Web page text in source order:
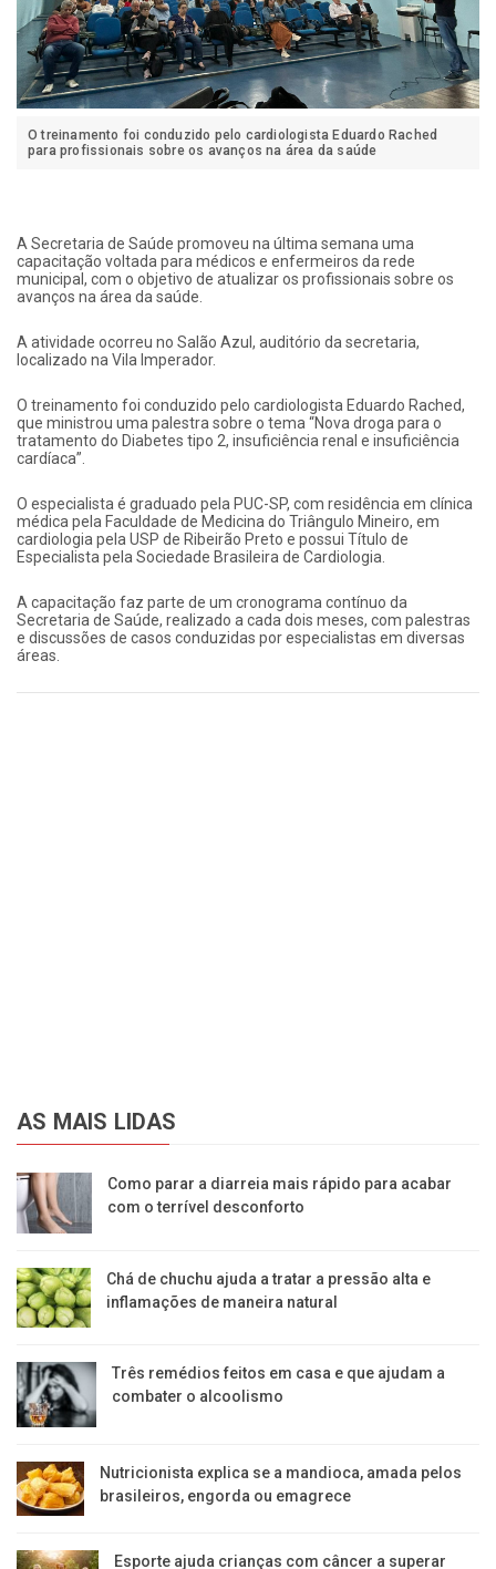
O treinamento foi conduzido pelo cardiologista Eduardo Rached
para profissionais sobre os avanços na área da saúde
A Secretaria de Saúde promoveu na última semana uma
capacitação voltada para médicos e enfermeiros da rede
municipal, com o objetivo de atualizar os profissionais sobre os
avanços na área da saúde.
A atividade ocorreu no Salão Azul, auditório da secretaria,
localizado na Vila Imperador.
O treinamento foi conduzido pelo cardiologista Eduardo Rached,
que ministrou uma palestra sobre o tema “Nova droga para o
tratamento do Diabetes tipo 2, insuficiência renal e insuficiência
cardíaca”.
O especialista é graduado pela PUC-SP, com residência em clínica
médica pela Faculdade de Medicina do Triângulo Mineiro, em
cardiologia pela USP de Ribeirão Preto e possui Título de
Especialista pela Sociedade Brasileira de Cardiologia.
A capacitação faz parte de um cronograma contínuo da
Secretaria de Saúde, realizado a cada dois meses, com palestras
e discussões de casos conduzidas por especialistas em diversas
áreas.
AS MAIS LIDAS
Como parar a diarreia mais rápido para acabar
com o terrível desconforto
Chá de chuchu ajuda a tratar a pressão alta e
inflamações de maneira natural
Três remédios feitos em casa e que ajudam a
combater o alcoolismo
Nutricionista explica se a mandioca, amada pelos
brasileiros, engorda ou emagrece
Esporte ajuda crianças com câncer a superar